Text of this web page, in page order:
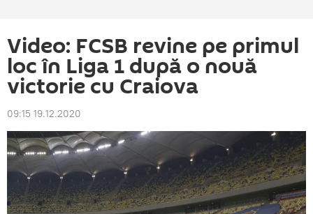
Video: FCSB revine pe primul
loc în Liga 1 după o nouă
victorie cu Craiova
09:15 19.12.2020